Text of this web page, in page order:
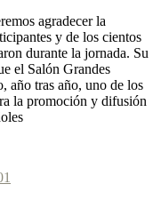
agradecer la
y de los cientos
durante la jornada. Su
el Salón Grandes
año tras año, uno de los
la promoción y difusión